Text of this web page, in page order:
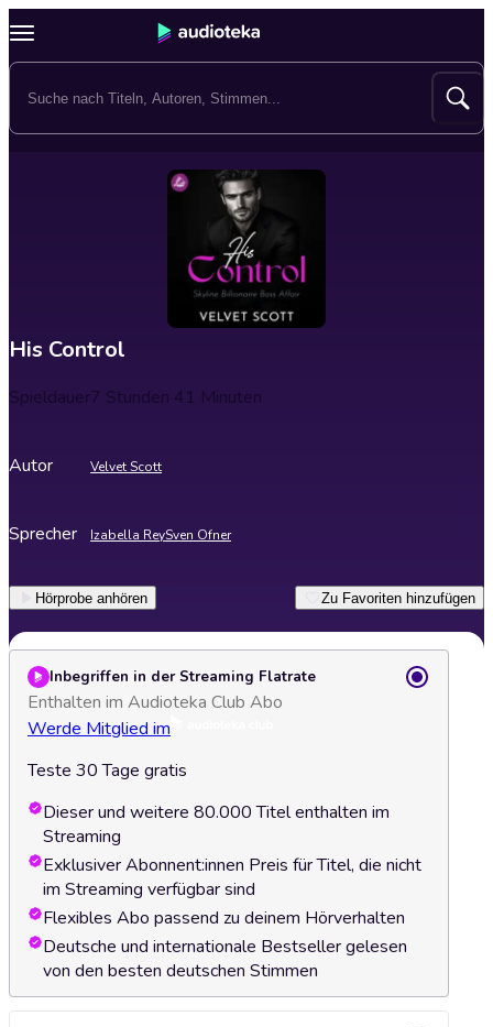
His Control
Spieldauer7 Stunden 41 Minuten
Autor Velvet Scott
Sprecher Izabella ReySven Ofner
Hörprobe anhören Zu Favoriten hinzufügen
Inbegriffen in der Streaming Flatrate
Enthalten im Audioteka Club Abo
Werde Mitglied im
Teste 30 Tage gratis
Dieser und weitere 80.000 Titel enthalten im
Streaming
Exklusiver Abonnent:innen Preis für Titel, die nicht
im Streaming verfügbar sind
Flexibles Abo passend zu deinem Hörverhalten
Deutsche und internationale Bestseller gelesen
von den besten deutschen Stimmen